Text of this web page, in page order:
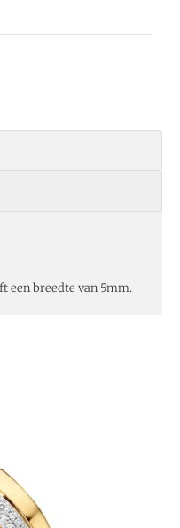
een breedte van 5mm.